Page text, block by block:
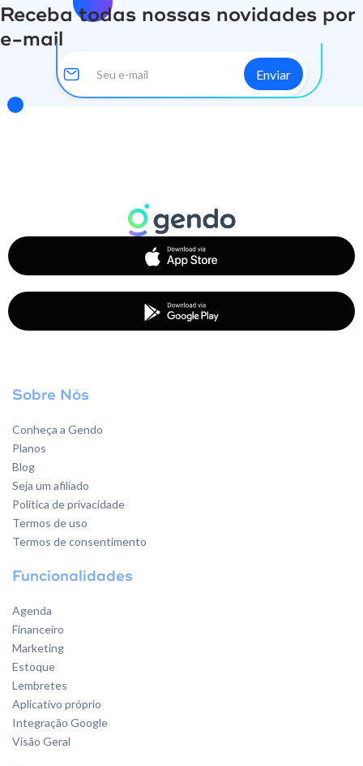
Receba todas nossas novidades por
e-mail
Sobre Nós
Conheça a Gendo
Planos
Blog
Seja um afiliado
Política de privacidade
Termos de uso
Termos de consentimento
Funcionalidades
Agenda
Financeiro
Marketing
Estoque
Lembretes
Aplicativo próprio
Integração Google
Visão Geral